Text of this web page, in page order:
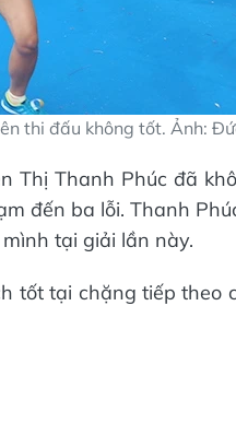
thi đấu không tốt. Ảnh:
Thị Thanh Phúc đã
đến ba lỗi. Thanh
tại giải lần này.
tốt tại chặng tiếp theo